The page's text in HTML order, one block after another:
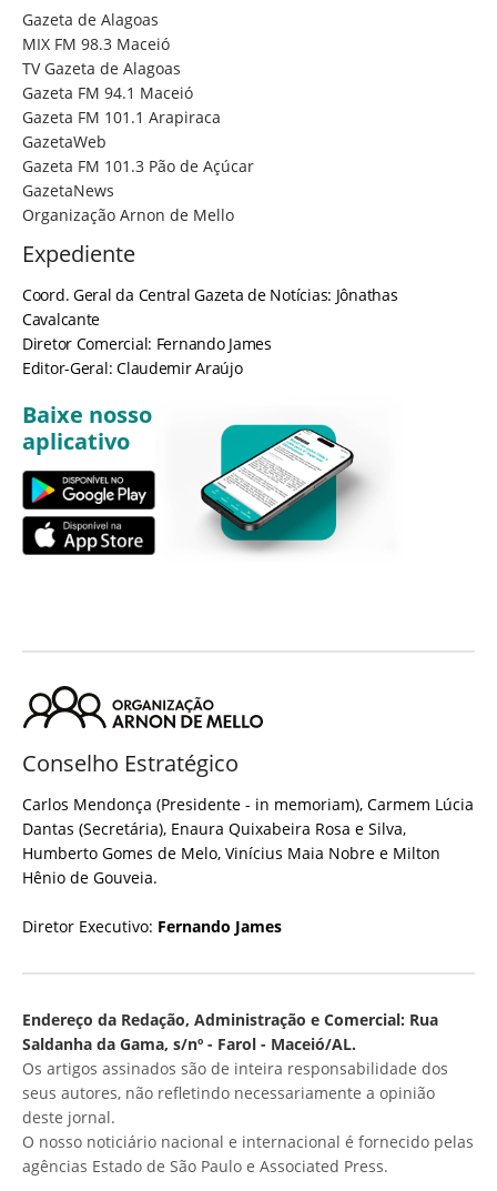
Gazeta de Alagoas
MIX FM 98.3 Maceió
TV Gazeta de Alagoas
Gazeta FM 94.1 Maceió
Gazeta FM 101.1 Arapiraca
GazetaWeb
Gazeta FM 101.3 Pão de Açúcar
GazetaNews
Organização Arnon de Mello
Expediente
Coord. Geral da Central Gazeta de Notícias: Jônathas
Cavalcante
Diretor Comercial: Fernando James
Editor-Geral: Claudemir Araújo
Baixe nosso
aplicativo
Conselho Estratégico
Carlos Mendonça (Presidente - in memoriam), Carmem Lúcia
Dantas (Secretária), Enaura Quixabeira Rosa e Silva,
Humberto Gomes de Melo, Vinícius Maia Nobre e Milton
Hênio de Gouveia.
Diretor Executivo: Fernando James
Endereço da Redação, Administração e Comercial: Rua
Saldanha da Gama, s/nº - Farol - Maceió/AL.
Os artigos assinados são de inteira responsabilidade dos
seus autores, não refletindo necessariamente a opinião
deste jornal.
O nosso noticiário nacional e internacional é fornecido pelas
agências Estado de São Paulo e Associated Press.